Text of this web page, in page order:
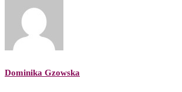
Dominika Gzowska